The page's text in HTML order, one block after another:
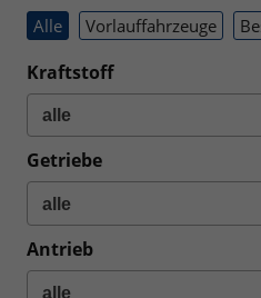
Alle Vorlauffahrzeuge
Kraftstoff
Getriebe
Antrieb